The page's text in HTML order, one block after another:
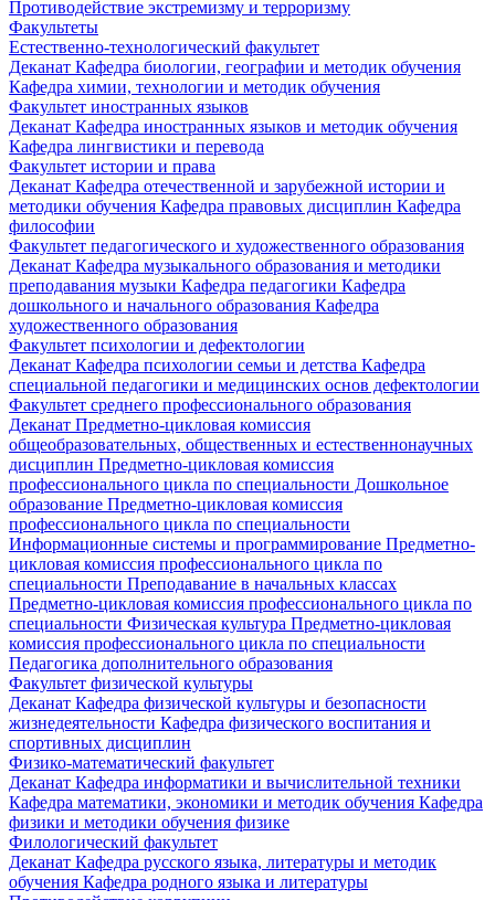
Противодействие экстремизму и терроризму
Факультеты
Естественно-технологический факультет
Деканат Кафедра биологии, географии и методик обучения
Кафедра химии, технологии и методик обучения
Факультет иностранных языков
Деканат Кафедра иностранных языков и методик обучения
Кафедра лингвистики и перевода
Факультет истории и права
Деканат Кафедра отечественной и зарубежной истории и
методики обучения Кафедра правовых дисциплин Кафедра
философии
Факультет педагогического и художественного образования
Деканат Кафедра музыкального образования и методики
преподавания музыки Кафедра педагогики Кафедра
дошкольного и начального образования Кафедра
художественного образования
Факультет психологии и дефектологии
Деканат Кафедра психологии семьи и детства Кафедра
специальной педагогики и медицинских основ дефектологии
Факультет среднего профессионального образования
Деканат Предметно-цикловая комиссия
общеобразовательных, общественных и естественнонаучных
дисциплин Предметно-цикловая комиссия
профессионального цикла по специальности Дошкольное
образование Предметно-цикловая комиссия
профессионального цикла по специальности
Информационные системы и программирование Предметно-
цикловая комиссия профессионального цикла по
специальности Преподавание в начальных классах
Предметно-цикловая комиссия профессионального цикла по
специальности Физическая культура Предметно-цикловая
комиссия профессионального цикла по специальности
Педагогика дополнительного образования
Факультет физической культуры
Деканат Кафедра физической культуры и безопасности
жизнедеятельности Кафедра физического воспитания и
спортивных дисциплин
Физико-математический факультет
Деканат Кафедра информатики и вычислительной техники
Кафедра математики, экономики и методик обучения Кафедра
физики и методики обучения физике
Филологический факультет
Деканат Кафедра русского языка, литературы и методик
обучения Кафедра родного языка и литературы